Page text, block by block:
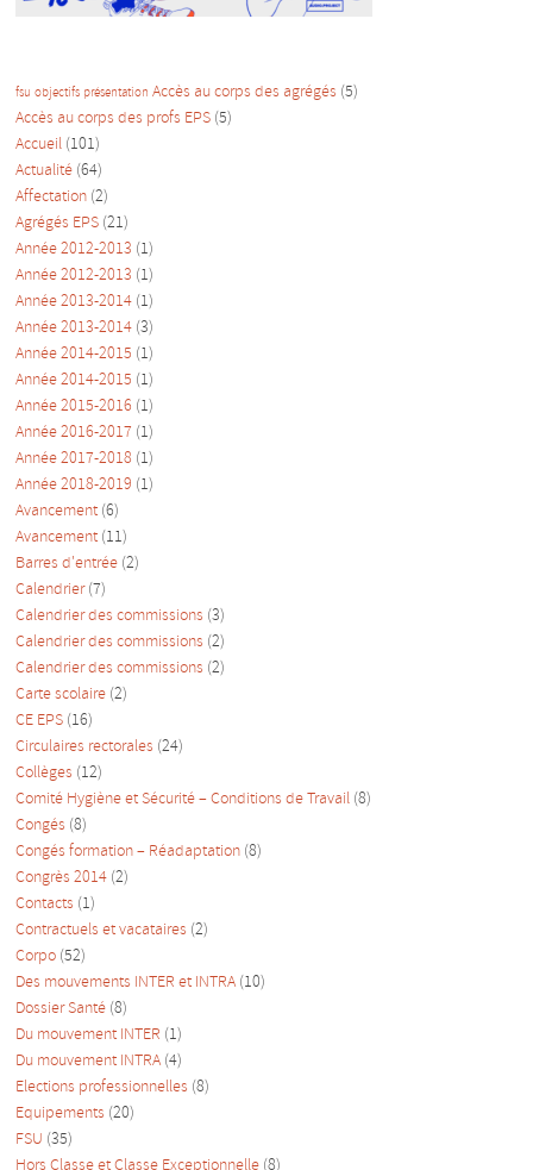
fsu objectifs présentation Accès au corps des agrégés (5)
Accès au corps des profs EPS (5)
Accueil (101)
Actualité (64)
Affectation (2)
Agrégés EPS (21)
Année 2012-2013 (1)
Année 2012-2013 (1)
Année 2013-2014 (1)
Année 2013-2014 (3)
Année 2014-2015 (1)
Année 2014-2015 (1)
Année 2015-2016 (1)
Année 2016-2017 (1)
Année 2017-2018 (1)
Année 2018-2019 (1)
Avancement (6)
Avancement (11)
Barres d'entrée (2)
Calendrier(7)
Calendrier des commissions (3)
Calendrier des commissions (2)
Calendrier des commissions (2)
Carte scolaire (2)
CE EPS (16)
Circulaires rectorales (24)
Collèges (12)
Comité Hygiène et Sécurité – Conditions de Travail (8)
Congés (8)
Congés formation – Réadaptation (8)
Congrès 2014 (2)
Contacts (1)
Contractuels et vacataires (2)
Corpo (52)
Des mouvements INTER et INTRA (10)
Dossier Santé (8)
Du mouvement INTER (1)
Du mouvement INTRA (4)
Elections professionnelles (8)
Equipements (20)
FSU (35)